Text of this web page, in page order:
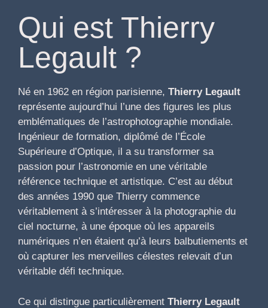
Qui est Thierry
Legault ?
Né en 1962 en région parisienne, Thierry Legault
représente aujourd’hui l’une des figures les plus
emblématiques de l’astrophotographie mondiale.
Ingénieur de formation, diplômé de l’École
Supérieure d’Optique, il a su transformer sa
passion pour l’astronomie en une véritable
référence technique et artistique. C’est au début
des années 1990 que Thierry commence
véritablement à s’intéresser à la photographie du
ciel nocturne, à une époque où les appareils
numériques n’en étaient qu’à leurs balbutiements et
où capturer les merveilles célestes relevait d’un
véritable défi technique.
Ce qui distingue particulièrement Thierry Legault